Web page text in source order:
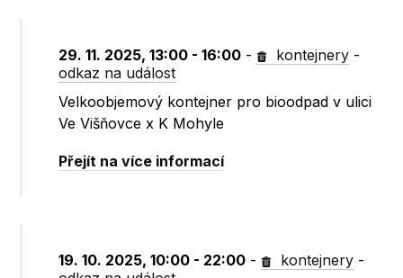
29. 11. 2025, 13:00 - 16:00 - kontejnery -
odkaz na událost
Velkoobjemový kontejner pro bioodpad v ulici
Ve Višňovce x K Mohyle
Přejít na více informací
19. 10. 2025, 10:00 - 22:00 - kontejnery -